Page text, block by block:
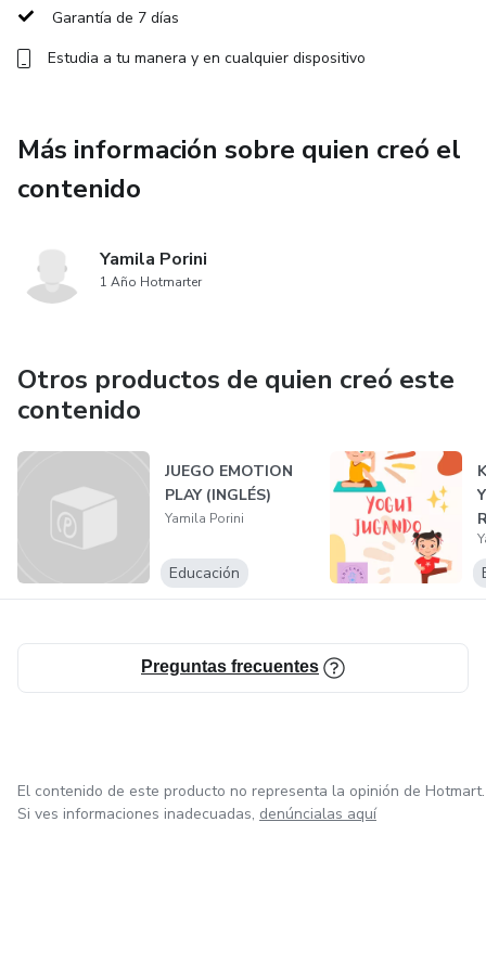
Garantía de 7 días
Estudia a tu manera y en cualquier dispositivo
Más información sobre quien creó el
contenido
Yamila Porini
1 Año Hotmarter
Otros productos de quien creó este
contenido
JUEGO EMOTION
PLAY (INGLÉS)
Yamila Porini
Educación
Preguntas frecuentes
El contenido de este producto no representa la opinión de Hotmart.
Si ves informaciones inadecuadas, denúncialas aquí